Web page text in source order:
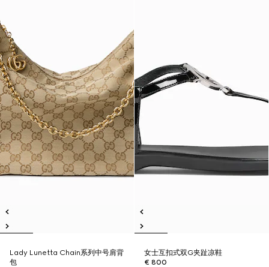
Lady Lunetta Chain系列中号肩背
包
女士互扣式双G夹趾凉鞋
€ 800